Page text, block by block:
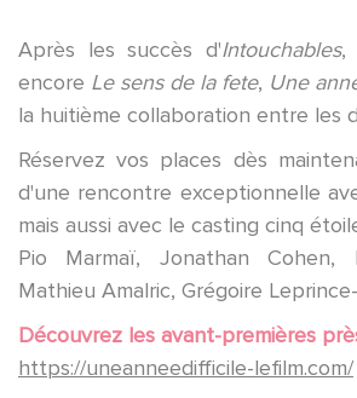
Après les succès d'Intouchables,
encore Le sens de la fete, Une
la huitième collaboration entre les
Réservez vos places dès
d'une rencontre exceptionnelle
mais aussi avec le casting cinq
Pio Marmaï, Jonathan Cohen,
Mathieu Amalric, Grégoire
Découvrez les avant-premières
https://uneanneedifficile-lefilm.com/